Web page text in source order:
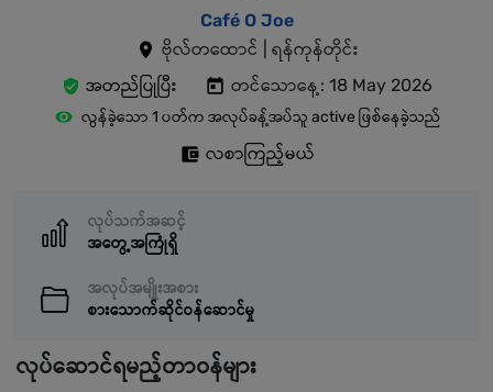
Café O Joe
ဗိုလ်တထောင် | ရန်ကုန်တိုင်း
အတည်ပြုပြီး
တင်သောနေ့: 18 May 2026
လွန်ခဲ့သော 1 ပတ်က အလုပ်ခန့်အပ်သူ active ဖြစ်နေခဲ့သည်
လစာကြည့်မယ်
လုပ်သက်အဆင့်
အတွေ့အကြုံရှိ
အလုပ်အမျိုးအစား
စားသောက်ဆိုင်ဝန်ဆောင်မှု
လုပ်ဆောင်ရမည့်တာဝန်များ